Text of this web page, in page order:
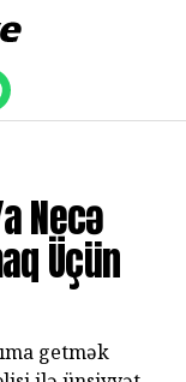
Necə
Üçün
getmək